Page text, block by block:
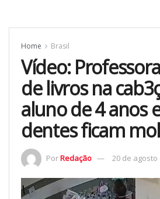
Home Brasil
Vídeo:
de livros na
aluno de 4 anos
dentes ficam
PorRedação 20 de agosto